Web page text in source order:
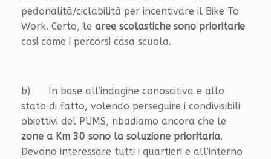
pedonalità/ciclabilità per incentivare il Bike To
Work. Certo, le aree scolastiche sono prioritarie
cosi come i percorsi casa scuola.
b) In base all’indagine conoscitiva e allo
stato di fatto, volendo perseguire i condivisibili
obiettivi del PUMS, ribadiamo ancora che le
zone a Km 30 sono la soluzione prioritaria.
Devono interessare tutti i quartieri e all’interno